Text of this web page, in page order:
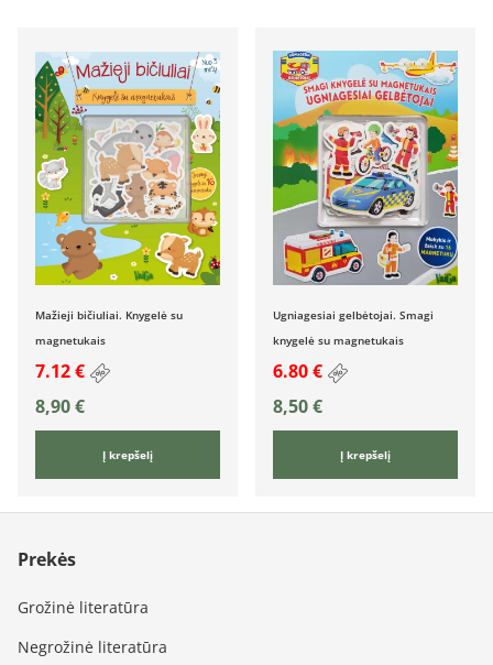
Mažieji bičiuliai. Knygelė su
magnetukais
7.12 €
8,90€
Į krepšelį
Ugniagesiai gelbėtojai. Smagi
knygelė su magnetukais
6.80 €
8,50€
Į krepšelį
Prekės
Grožinė literatūra
Negrožinė literatūra